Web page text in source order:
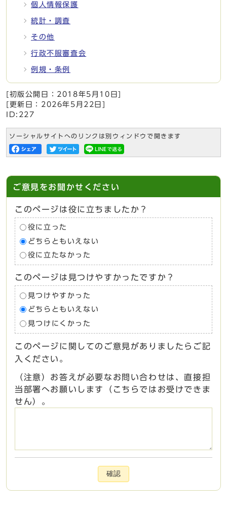
個人情報保護
統計・調査
その他
行政不服審査会
例規・条例
[初版公開日： 2018年5月10日
[更新日： 2026年5月22日
ID:227
ソーシャルサイトへのリンクは別ウィンドウで開きます
ご意見をお聞かせください
このページは役に立ちましたか？
役に立った
どちらともいえない
役に立たなかった
このページは見つけやすかったですか？
見つけやすかった
どちらともいえない
見つけにくかった
このページに関してのご意見がありましたらご記
入ください。
（注意）お答えが必要なお問い合わせは、直接担
当部署へお願いします（こちらではお受けできま
せん）。
確認